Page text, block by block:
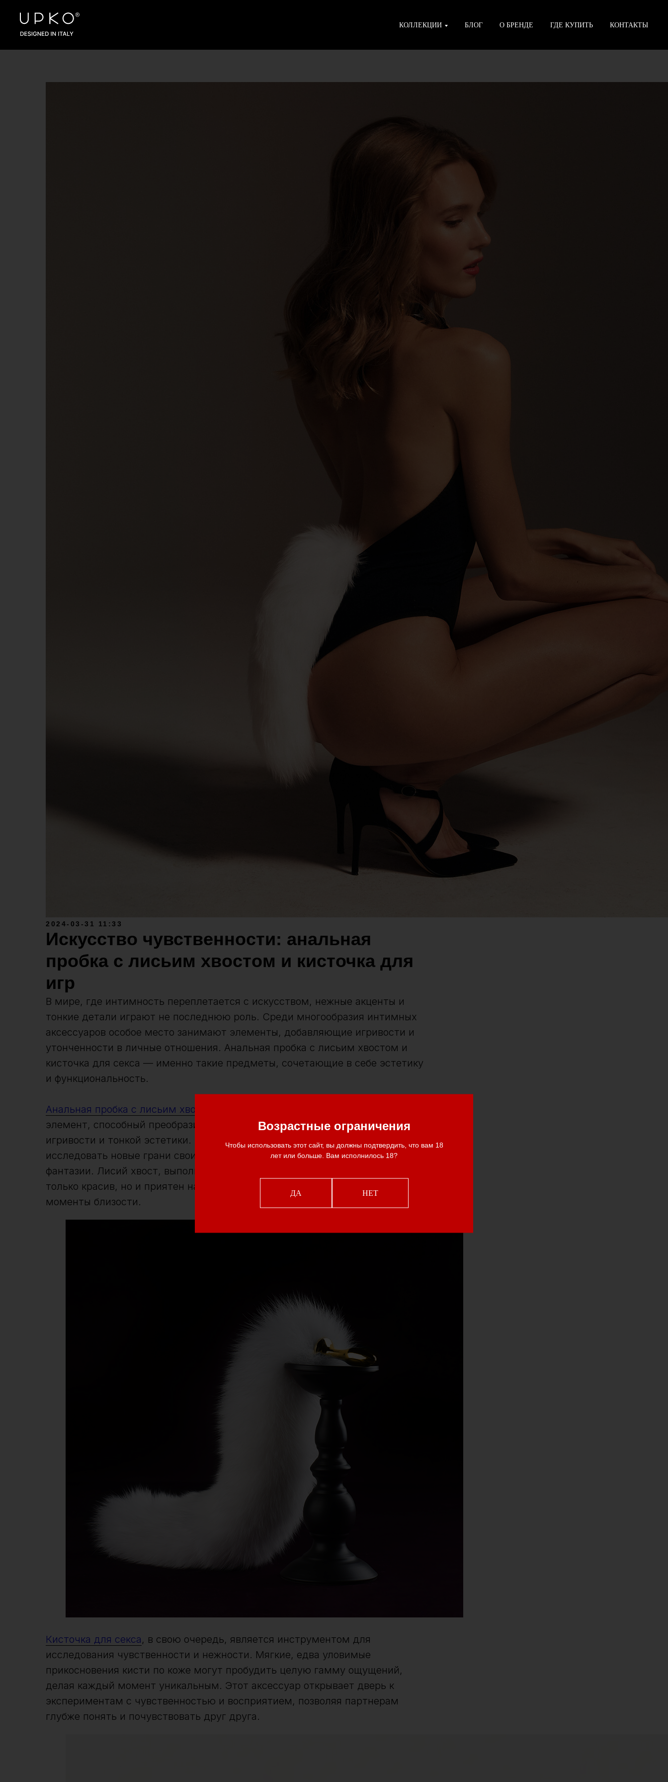
КОЛЛЕКЦИИ БЛОГ О БРЕНДЕ ГДЕ КУПИТЬ КОНТАКТЫ
Возрастные ограничения
Чтобы использовать этот сайт, вы должны подтвердить, что вам 18
лет или больше. Вам исполнилось 18?
ДА НЕТ
2024-03-31 11:33
Искусство чувственности: анальная
пробка с лисьим хвостом и кисточка для
игр
В мире, где интимность переплетается с искусством, нежные акценты и
тонкие детали играют не последнюю роль. Среди многообразия интимных
аксессуаров особое место занимают элементы, добавляющие игривости и
утонченности в личные отношения. Анальная пробка с лисьим хвостом и
кисточка для секса — именно такие предметы, сочетающие в себе эстетику
и функциональность.
Анальная пробка с лисьим хвостом
элемент, способный преобразить интимную атмосферу, добавив в нее
игривости и тонкой эстетики. Этот аксессуар позволяет партнерам
исследовать новые грани своих отношений, внося элемент ролевых игр и
фантазии. Лисий хвост, выполненный из мягких и пушистых материалов, не
только красив, но и приятен на ощупь, что добавляет утонченности в
моменты близости.
Кисточка для секса, в свою очередь, является инструментом для
исследования чувственности и нежности. Мягкие, едва уловимые
прикосновения кисти по коже могут пробудить целую гамму ощущений,
делая каждый момент уникальным. Этот аксессуар открывает дверь к
экспериментам с чувственностью и восприятием, позволяя партнерам
глубже понять и почувствовать друг друга.